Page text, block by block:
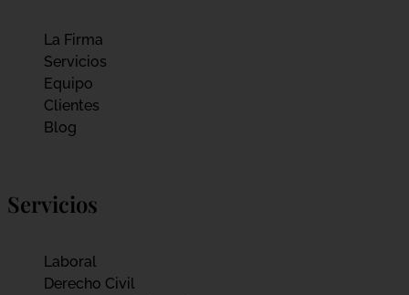
La Firma
Servicios
Equipo
Clientes
Blog
Servicios
Laboral
Derecho Civil